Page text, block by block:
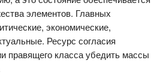
элементов. Главных
экономические,
Ресурс согласия
правящего класса убедить массы